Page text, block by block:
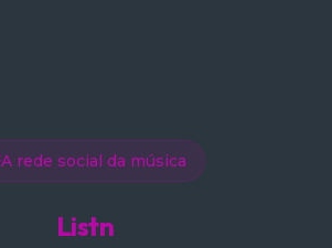
A rede social da música
Listn